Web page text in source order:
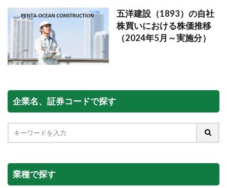
五洋建設（1893）の自社
株買いにおける株価推移
（2024年5月～実施分）
企業名、証券コードで探す
業種で探す